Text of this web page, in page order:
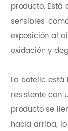
producto.
sensibles,
exposición al
oxidación y
La botella
resistente con
producto se
hacia arriba,